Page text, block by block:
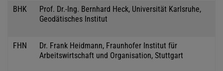
BHK
Prof. Dr.-Ing. Bernhard Heck, Universität Karlsruhe,
Geodätisches Institut
FHN
Dr. Frank Heidmann, Fraunhofer Institut für
Arbeitswirtschaft und Organisation, Stuttgart